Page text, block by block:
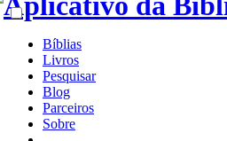
Bíblias
Livros
Pesquisar
Blog
Parceiros
Sobre